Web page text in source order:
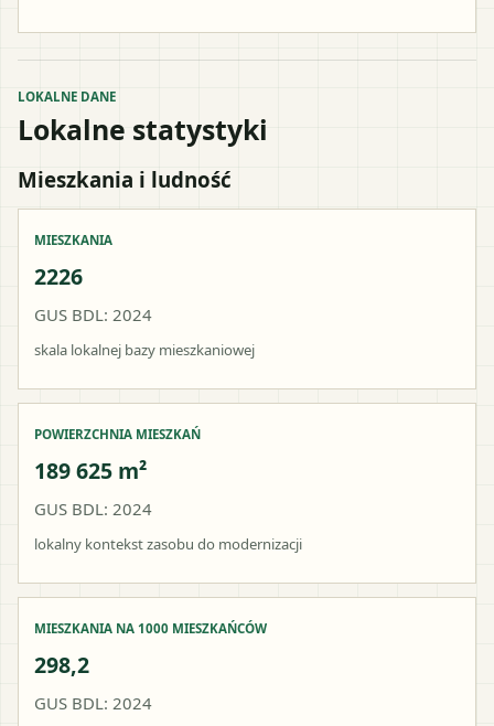
LOKALNE DANE
Lokalne statystyki
Mieszkania i ludność
MIESZKANIA
2226
GUS BDL: 2024
skala lokalnej bazy mieszkaniowej
POWIERZCHNIA MIESZKAŃ
189 625 m²
GUS BDL: 2024
lokalny kontekst zasobu do modernizacji
MIESZKANIA NA 1000 MIESZKAŃCÓW
298,2
GUS BDL: 2024